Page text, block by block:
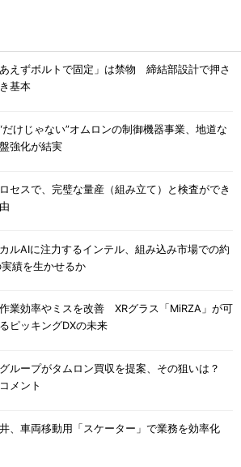
あえずボルトで固定」は禁物 締結部設計で押さ
基本
だけじゃない”オムロンの制御機器事業、地道な
強化が結実
セスで、完璧な量産（組み立て）と検査ができ
ルAIに注力するインテル、組み込み市場での約
績を生かせるか
業効率やミスを改善 XRグラス「MiRZA」が可
ピッキングDXの未来
ループがタムロン買収を提案、その狙いは？
メント
、車両移動用「スケーター」で業務を効率化